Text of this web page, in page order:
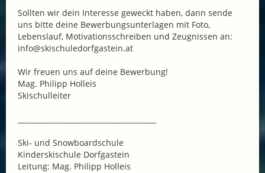
Sollten wir dein Interesse geweckt haben, dann sende
uns bitte deine Bewerbungsunterlagen mit Foto,
Lebenslauf, Motivationsschreiben und Zeugnissen an:
info@skischuledorfgastein.at
Wir freuen uns auf deine Bewerbung!
Mag. Philipp Holleis
Skischulleiter
Ski- und Snowboardschule
Kinderskischule Dorfgastein
Leitung: Mag. Philipp Holleis